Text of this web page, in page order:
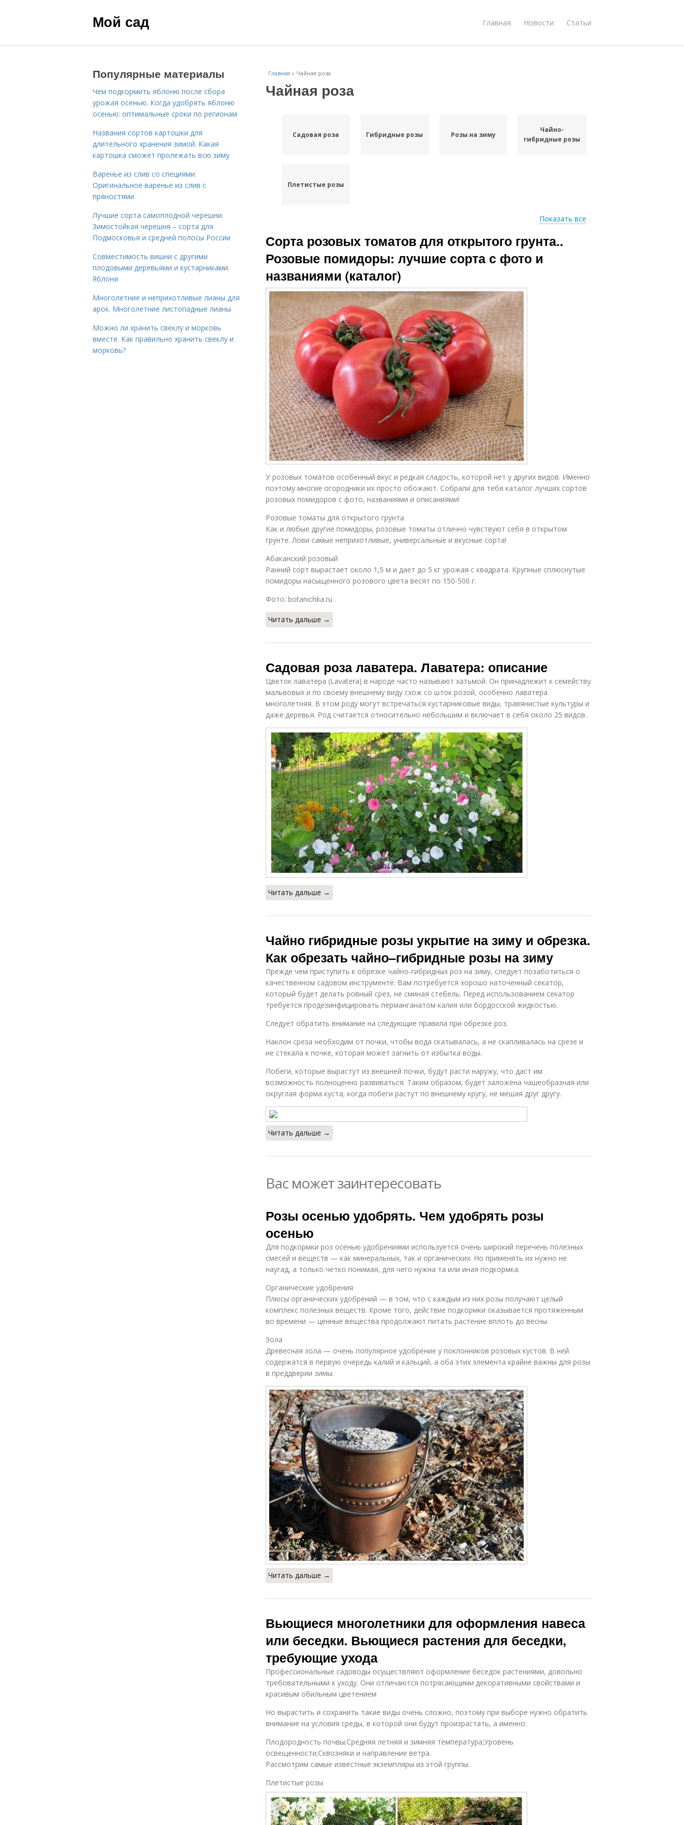
Мой сад Главная Новости Статьи
Главная » Чайная роза
Чайная роза
Садовая роза Гибридные розы Розы на зиму
Чайно-
гибридные розы
Плетистые розы
Показать все
Сорта розовых томатов для открытого грунта..
Розовые помидоры: лучшие сорта с фото и
названиями (каталог)
У розовых томатов особенный вкус и редкая сладость, которой нет у других видов. Именно
поэтому многие огородники их просто обожают. Собрали для тебя каталог лучших сортов
розовых помидоров с фото, названиями и описаниями!
Розовые томаты для открытого грунта
Как и любые другие помидоры, розовые томаты отлично чувствуют себя в открытом
грунте. Лови самые неприхотливые, универсальные и вкусные сорта!
Абаканский розовый
Ранний сорт вырастает около 1,5 м и дает до 5 кг урожая с квадрата. Крупные сплюснутые
помидоры насыщенного розового цвета весят по 150-500 г.
Фото: botanichka.ru
Читать дальше →
Садовая роза лаватера. Лаватера: описание
Цветок лаватера (Lavatera) в народе часто называют хатьмой. Он принадлежит к семейству
мальвовых и по своему внешнему виду схож со шток розой, особенно лаватера
многолетняя. В этом роду могут встречаться кустарниковые виды, травянистые культуры и
даже деревья. Род считается относительно небольшим и включает в себя около 25 видов.
Читать дальше →
Чайно гибридные розы укрытие на зиму и обрезка.
Как обрезать чайно–гибридные розы на зиму
Прежде чем приступить к обрезке чайно-гибридных роз на зиму, следует позаботиться о
качественном садовом инструменте. Вам потребуется хорошо наточенный секатор,
который будет делать ровный срез, не сминая стебель. Перед использованием секатор
требуется продезинфицировать перманганатом калия или бордосской жидкостью.
Следует обратить внимание на следующие правила при обрезке роз.
Наклон среза необходим от почки, чтобы вода скатывалась, а не скапливалась на срезе и
не стекала к почке, которая может загнить от избытка воды.
Побеги, которые вырастут из внешней почки, будут расти наружу, что даст им
возможность полноценно развиваться. Таким образом, будет заложена чашеобразная или
округлая форма куста, когда побеги растут по внешнему кругу, не мешая друг другу.
Читать дальше →
Вас может заинтересовать
Розы осенью удобрять. Чем удобрять розы
осенью
Для подкормки роз осенью удобрениями используется очень широкий перечень полезных
смесей и веществ — как минеральных, так и органических. Но применять их нужно не
наугад, а только четко понимая, для чего нужна та или иная подкормка.
Органические удобрения
Плюсы органических удобрений — в том, что с каждым из них розы получают целый
комплекс полезных веществ. Кроме того, действие подкормки оказывается протяженным
во времени — ценные вещества продолжают питать растение вплоть до весны.
Зола
Древесная зола — очень популярное удобрение у поклонников розовых кустов. В ней
содержатся в первую очередь калий и кальций, а оба этих элемента крайне важны для розы
в преддверии зимы.
Читать дальше →
Вьющиеся многолетники для оформления навеса
или беседки. Вьющиеся растения для беседки,
требующие ухода
Профессиональные садоводы осуществляют оформление беседок растениями, довольно
требовательными к уходу. Они отличаются потрясающими декоративными свойствами и
красивым обильным цветением
Но вырастить и сохранить такие виды очень сложно, поэтому при выборе нужно обратить
внимание на условия среды, в которой они будут произрастать, а именно:
Плодородность почвы;Средняя летняя и зимняя температура;Уровень
освещенности;Сквозняки и направление ветра.
Рассмотрим самые известные экземпляры из этой группы.
Плетистые розы
Популярные материалы
Чем подкормить яблоню после сбора
урожая осенью. Когда удобрять яблоню
осенью: оптимальные сроки по регионам
Названия сортов картошки для
длительного хранения зимой. Какая
картошка сможет пролежать всю зиму
Варенье из слив со специями.
Оригинальное варенье из слив с
пряностями
Лучшие сорта самоплодной черешни.
Зимостойкая черешня – сорта для
Подмосковья и средней полосы России
Совместимость вишни с другими
плодовыми деревьями и кустарниками.
Яблоня
Многолетние и неприхотливые лианы для
арок. Многолетние листопадные лианы
Можно ли хранить свеклу и морковь
вместе. Как правильно хранить свеклу и
морковь?